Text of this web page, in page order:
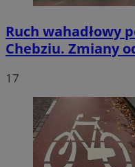
Ruch wahadłowy
Chebziu. Zmiany
17